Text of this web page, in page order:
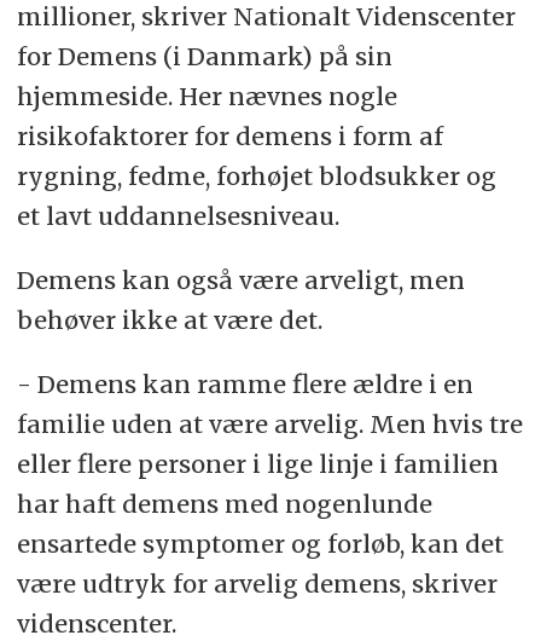
millioner, skriver Nationalt Videnscenter
for Demens (i Danmark) på sin
hjemmeside. Her nævnes nogle
risikofaktorer for demens i form af
rygning, fedme, forhøjet blodsukker og
et lavt uddannelsesniveau.
Demens kan også være arveligt, men
behøver ikke at være det.
- Demens kan ramme flere ældre i en
familie uden at være arvelig. Men hvis tre
eller flere personer i lige linje i familien
har haft demens med nogenlunde
ensartede symptomer og forløb, kan det
være udtryk for arvelig demens, skriver
videnscenter.